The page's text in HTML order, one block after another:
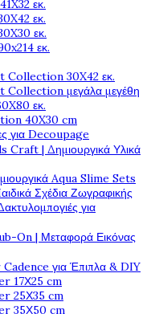
εκ.
εκ.
εκ.
εκ.
Collection 30X42 εκ.
Collection μεγάλα μεγέθη
εκ.
40X30 cm
για Decoupage
Craft | Δημιουργικά Υλικά
Aqua Slime Sets
Σχέδια Ζωγραφικής
για
On | Μεταφορά Εικόνας
για Έπιπλα & DIY
17Χ25 cm
25Χ35 cm
35Χ50 cm